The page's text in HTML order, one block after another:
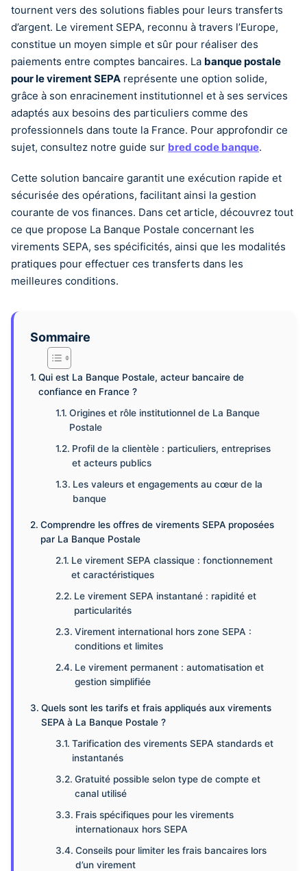
tournent vers des solutions fiables pour leurs transferts
d’argent. Le virement SEPA, reconnu à travers l’Europe,
constitue un moyen simple et sûr pour réaliser des
paiements entre comptes bancaires. La banque postale
pour le virement SEPA représente une option solide,
grâce à son enracinement institutionnel et à ses services
adaptés aux besoins des particuliers comme des
professionnels dans toute la France. Pour approfondir ce
sujet, consultez notre guide sur bred code banque.
Cette solution bancaire garantit une exécution rapide et
sécurisée des opérations, facilitant ainsi la gestion
courante de vos finances. Dans cet article, découvrez tout
ce que propose La Banque Postale concernant les
virements SEPA, ses spécificités, ainsi que les modalités
pratiques pour effectuer ces transferts dans les
meilleures conditions.
Sommaire
Qui est La Banque Postale, acteur bancaire de
confiance en France ?
Origines et rôle institutionnel de La Banque
Postale
Profil de la clientèle : particuliers, entreprises
et acteurs publics
Les valeurs et engagements au cœur de la
banque
Comprendre les offres de virements SEPA proposées
par La Banque Postale
Le virement SEPA classique : fonctionnement
et caractéristiques
Le virement SEPA instantané : rapidité et
particularités
Virement international hors zone SEPA :
conditions et limites
Le virement permanent : automatisation et
gestion simplifiée
Quels sont les tarifs et frais appliqués aux virements
SEPA à La Banque Postale ?
Tarification des virements SEPA standards et
instantanés
Gratuité possible selon type de compte et
canal utilisé
Frais spécifiques pour les virements
internationaux hors SEPA
Conseils pour limiter les frais bancaires lors
d’un virement